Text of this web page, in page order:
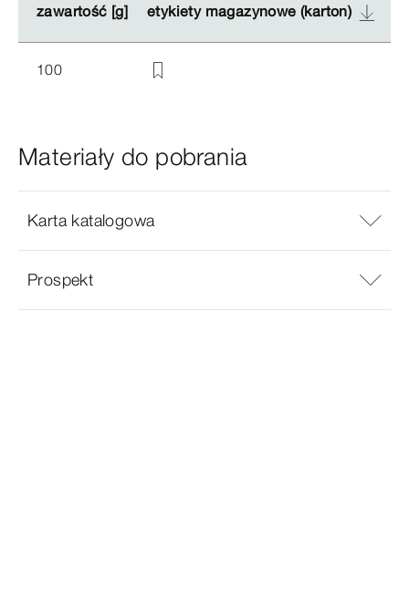
zawartość [g] etykiety magazynowe (karton)
zawartość [g] etykiety magazynowe (karton)
100
Materiały do pobrania
Karta katalogowa
Prospekt